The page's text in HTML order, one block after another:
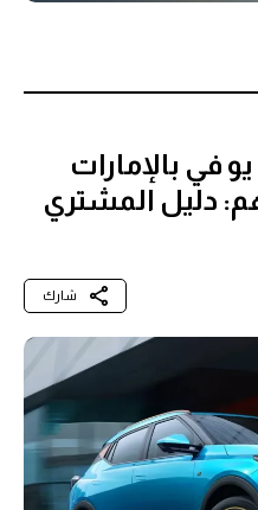
في بالإمارات
ألف درهم: دليل المشتري
شارك